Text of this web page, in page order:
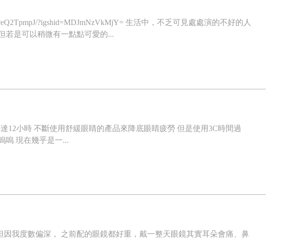
?igshid=MDJmNzVkMjY= 生活中，不乏可見處處演的不好的人
若是可以稍微有一點點可愛的...
12小時 不斷使用舒緩眼睛的產品來降底眼睛疲勞 但是使用3C時間過
嗚 現在幾乎是一...
我度數偏深， 之前配的眼鏡都好重，戴一整天眼鏡其實耳朵會痛、鼻